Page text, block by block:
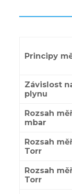
Principy
Závislost
plynu
Rozsah
mbar
Rozsah
Torr
Rozsah
Torr